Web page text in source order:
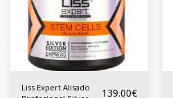
Liss Expert Alisado
139.00€